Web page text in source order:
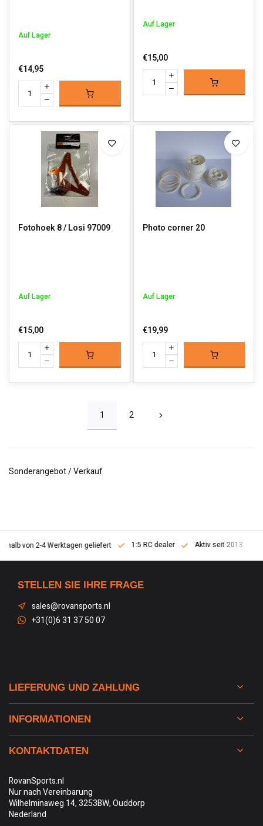
Auf Lager
€14,95
Auf Lager
€15,00
Fotohoek 8 / Losi 97009
Auf Lager
€15,00
Photo corner 20
Auf Lager
€19,99
1 2
Sonderangebot / Verkauf
von 2-4 Werktagen geliefert 1:5 RC dealer Aktiv seit 2013
STELLEN SIE IHRE FRAGE
sales@rovansports.nl
+31(0)6 31 37 50 07
LIEFERUNG UND ZAHLUNG
INFORMATIONEN
KONTAKTDATEN
RovanSports.nl
Nur nach Vereinbarung
Wilhelminaweg 14, 3253BW, Ouddorp
Nederland